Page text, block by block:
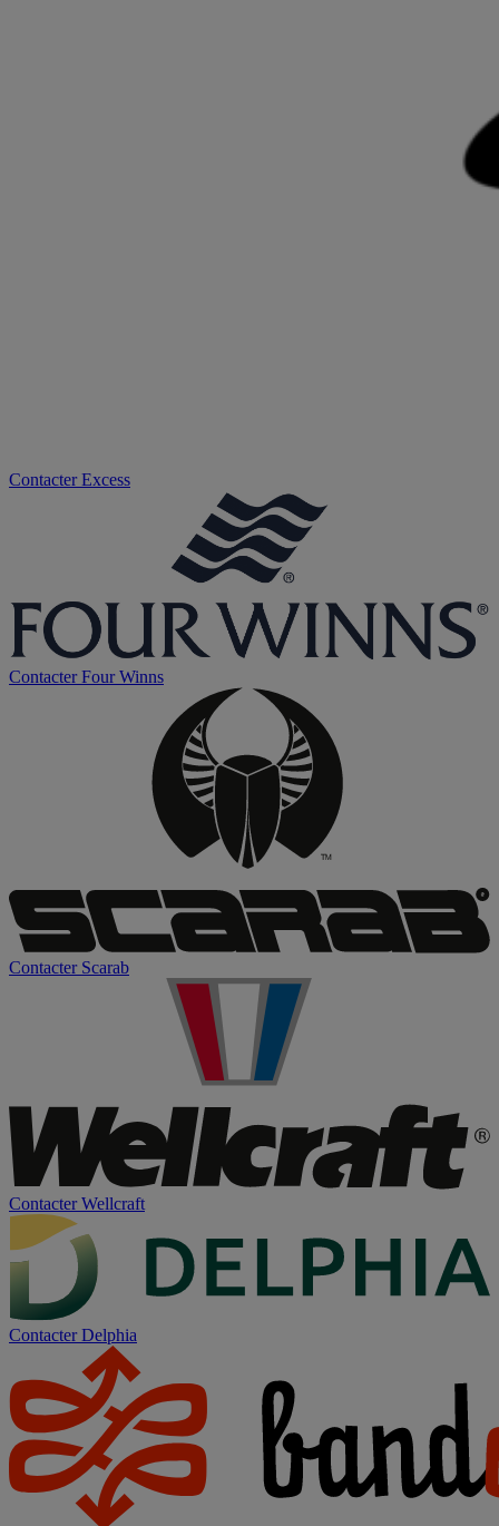
ContacterExcess
ContacterFour Winns
Contacter Scarab
ContacterWellcraft
ContacterDelphia